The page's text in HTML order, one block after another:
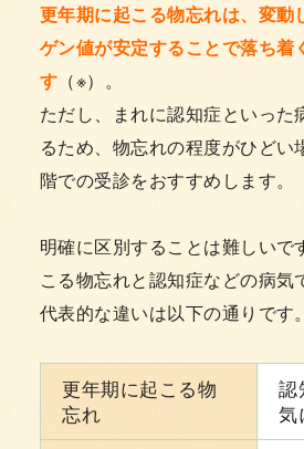
更年期に起こる物忘れは、変動
ゲン値が安定することで落ち着
す （※）。
ただし、まれに認知症といった
るため、物忘れの程度がひどい
階での受診をおすすめします。
明確に区別することは難しいで
こる物忘れと認知症などの病気
代表的な違いは以下の通りです。
更年期に起こる物
忘れ
認
気